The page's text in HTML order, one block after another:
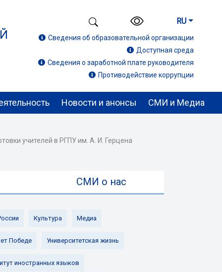
RU
Сведения об образовательной организации
Доступная среда
Сведения о заработной плате руководителя
Противодействие коррупции
Новости и анонсы СМИ и Медиа
учителей в РГПУ им. А. И. Герцена
СМИ о нас
Культура Медиа
Победе Университетская жизнь
иностранных языков